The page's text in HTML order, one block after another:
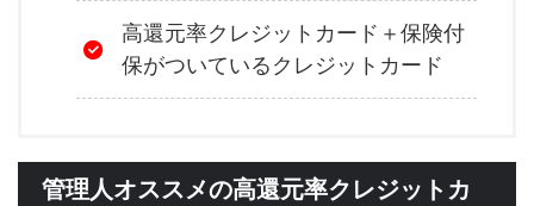
高還元率クレジットカード＋保険付
保がついているクレジットカード
管理人オススメの高還元率クレジットカ